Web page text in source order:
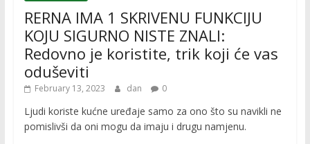
RERNA IMA 1 SKRIVENU FUNKCIJU
KOJU SIGURNO NISTE ZNALI:
Redovno je koristite, trik koji će vas
oduševiti
February 13, 2023 dan 0
Ljudi koriste kućne uređaje samo za ono što su navikli ne
pomislivši da oni mogu da imaju i drugu namjenu.